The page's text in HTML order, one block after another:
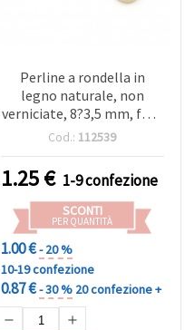
Perline a rondella in
legno naturale, non
verniciate, 8?3,5 mm, foro
3 mm, 50 g (~570 pz)
Cod.: 112539
1.25€ 1-9 confezione
SCONTI
PER QUANTITÀ
1.00 €- 20 %
10-19 confezione
0.87 €- 30 % 20 confezione +